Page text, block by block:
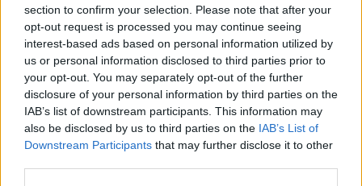
section to confirm your selection. Please note that after your
opt-out request is processed you may continue seeing
interest-based ads based on personal information utilized by
us or personal information disclosed to third parties prior to
your opt-out. You may separately opt-out of the further
disclosure of your personal information by third parties on the
IAB’s list of downstream participants. This information may
also be disclosed by us to third parties on the IAB’s List of
Downstream Participants that may further disclose it to other
On vous donne les recettes !